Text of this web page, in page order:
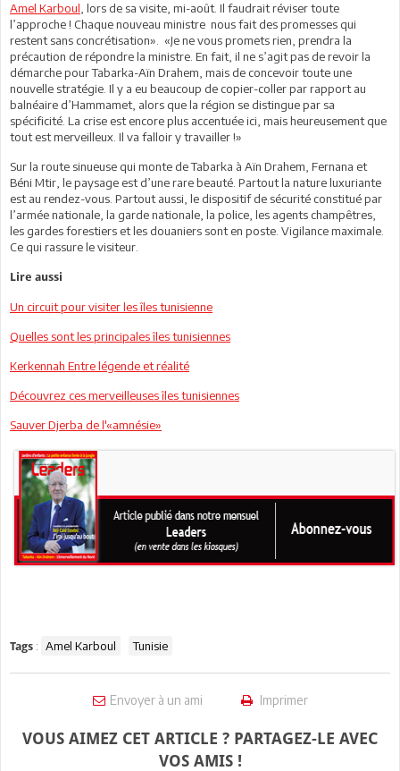
Amel Karboul , lors de sa visite, mi-août. Il faudrait réviser toute
l’approche ! Chaque nouveau ministre nous fait des promesses qui
restent sans concrétisation». «Je ne vous promets rien, prendra la
précaution de répondre la ministre. En fait, il ne s’agit pas de revoir la
démarche pour Tabarka-Aïn Drahem, mais de concevoir toute une
nouvelle stratégie. Il y a eu beaucoup de copier-coller par rapport au
balnéaire d’Hammamet, alors que la région se distingue par sa
spécificité. La crise est encore plus accentuée ici, mais heureusement que
tout est merveilleux. Il va falloir y travailler !»
Sur la route sinueuse qui monte de Tabarka à Aïn Drahem, Fernana et
Béni Mtir, le paysage est d’une rare beauté. Partout la nature luxuriante
est au rendez-vous. Partout aussi, le dispositif de sécurité constitué par
l’armée nationale, la garde nationale, la police, les agents champêtres,
les gardes forestiers et les douaniers sont en poste. Vigilance maximale.
Ce qui rassure le visiteur.
Lire aussi
Un circuit pour visiter les îles tunisienne
Quelles sont les principales îles tunisiennes
Kerkennah Entre légende et réalité
Découvrez ces merveilleuses îles tunisiennes
Sauver Djerba de l'«amnésie»
Tags : Amel Karboul Tunisie
Envoyer à un ami Imprimer
VOUS AIMEZ CET ARTICLE ? PARTAGEZ-LE AVEC
VOS AMIS !